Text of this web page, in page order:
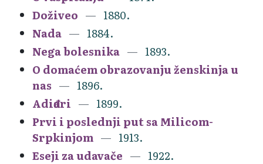
Doživeo
1880.
Nada
1884.
Nega bolesnika
1893.
O domaćem obrazovanju ženskinja u
nas
1896.
Adiđari
1899.
Prvi i poslednji put sa Milicom-
Srpkinjom
1913.
Eseji za udavače
1922.